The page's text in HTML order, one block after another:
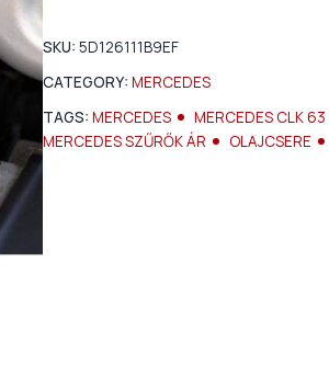
SKU: 5D126111B9EF
CATEGORY: MERCEDES
TAGS: MERCEDES MERCEDES CLK 63
MERCEDES SZŰRŐK ÁR
OLAJCSERE